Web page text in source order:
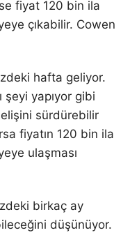
fiyat 120 bin ila
çıkabilir. Cowen
hafta geliyor.
şeyi yapıyor gibi
sürdürebilir
fiyatın 120 bin ila
ulaşması
birkaç ay
düşünüyor.